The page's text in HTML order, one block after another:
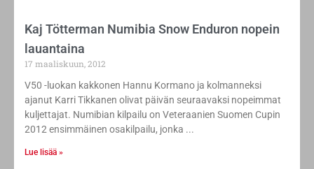
Kaj Tötterman Numibia Snow Enduron nopein
lauantaina
17 maaliskuun, 2012
V50 -luokan kakkonen Hannu Kormano ja kolmanneksi
ajanut Karri Tikkanen olivat päivän seuraavaksi nopeimmat
kuljettajat. Numibian kilpailu on Veteraanien Suomen Cupin
2012 ensimmäinen osakilpailu, jonka
Lue lisää »